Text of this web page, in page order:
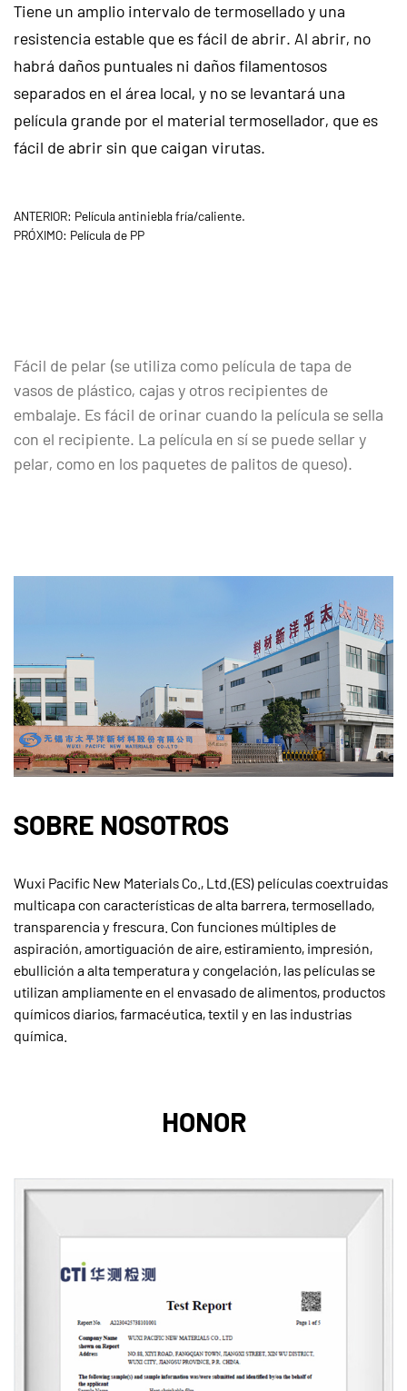
Tiene un amplio intervalo de termosellado y una
resistencia estable que es fácil de abrir. Al abrir, no
habrá daños puntuales ni daños filamentosos
separados en el área local, y no se levantará una
película grande por el material termosellador, que es
fácil de abrir sin que caigan virutas.
ANTERIOR: Película antiniebla fría/caliente.
PRÓXIMO: Película de PP
Fácil de pelar (se utiliza como película de tapa de
vasos de plástico, cajas y otros recipientes de
embalaje. Es fácil de orinar cuando la película se sella
con el recipiente. La película en sí se puede sellar y
pelar, como en los paquetes de palitos de queso).
SOBRE NOSOTROS
Wuxi Pacific New Materials Co., Ltd.(ES) películas coextruidas
multicapa con características de alta barrera, termosellado,
transparencia y frescura. Con funciones múltiples de
aspiración, amortiguación de aire, estiramiento, impresión,
ebullición a alta temperatura y congelación, las películas se
utilizan ampliamente en el envasado de alimentos, productos
químicos diarios, farmacéutica, textil y en las industrias
química.
HONOR